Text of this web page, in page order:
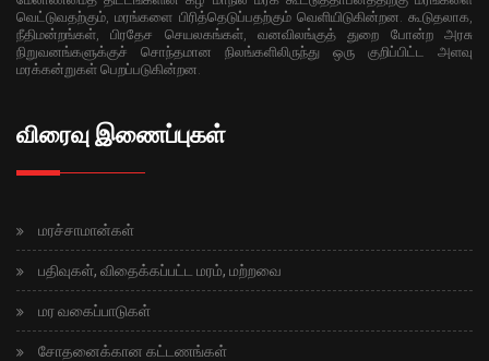
வெட்டுவதற்கும், மரங்களை பிரித்தெடுப்பதற்கும் வெளியிடுகின்றன. கூடுதலாக,
நீதிமன்றங்கள், பிரதேச செயலகங்கள், வனவிலங்குத் துறை போன்ற அரசு
நிறுவனங்களுக்குச் சொந்தமான நிலங்களிலிருந்து ஒரு குறிப்பிட்ட அளவு
மரக்கன்றுகள் பெறப்படுகின்றன.
விரைவு இணைப்புகள்
மரச்சாமான்கள்
பதிவுகள், விதைக்கப்பட்ட மரம், மற்றவை
மர வகைப்பாடுகள்
சோதனைக்கான கட்டணங்கள்